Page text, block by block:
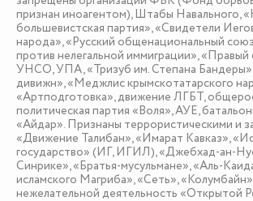
признан иноагентом), Штабы Навального,
большевистская партия», «Свидетели
народа», «Русский общенациональный
против нелегальной иммиграции»,
УНСО, УПА, «Тризуб им. Степана
дивижн», «Меджлис крымскотатарского
«Артподготовка», движение ЛГБТ,
политическая партия «Воля», АУЕ,
«Айдар». Признаны террористическими и
«Движение Талибан», «Имарат Кавказ»,
государство» (ИГ, ИГИЛ), «Джебхад-ан-
Синрике», «Братья-мусульмане», «Аль-
исламского Магриба», «Сеть»,
нежелательной деятельность «Открытой